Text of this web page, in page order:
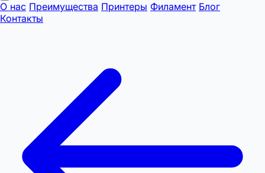
О нас Преимущества Принтеры Филамент Блог
Контакты